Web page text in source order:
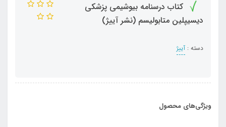
کتاب درسنامه بیوشیمی پزشکی
دیسیپلین متابولیسم (نشر آییژ)
دسته : آییژ
ویژگی‌های محصول